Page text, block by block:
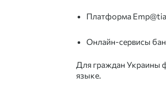
Платформа
Онлайн-сервисы
Для граждан Украины
языке.